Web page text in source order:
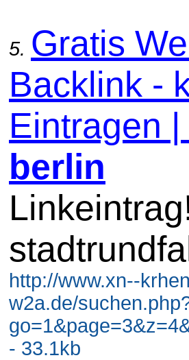
5. Gratis
Backlink -
Eintragen
berlin
http://www.xn--
w2a.de/
- 33.1kb